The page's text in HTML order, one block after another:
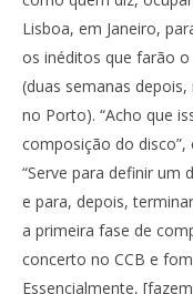
Lisboa, em Janeiro,
os inéditos que farão
(duas semanas
no Porto). “Acho que
composição do disco”,
“Serve para definir um
e para, depois,
a primeira fase de
concerto no CCB e
Essencialmente,